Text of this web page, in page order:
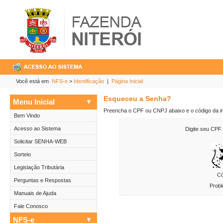
Você está em NFS-e > Identificação | Página Inicial
Menu Inicial
Bem Vindo
Acesso ao Sistema
Solicitar SENHA-WEB
Sorteio
Legislação Tributária
Perguntas e Respostas
Manuais de Ajuda
Fale Conosco
NFS-e
Esqueceu a Senha?
Preencha o CPF ou CNPJ abaixo e o código da
Digite seu